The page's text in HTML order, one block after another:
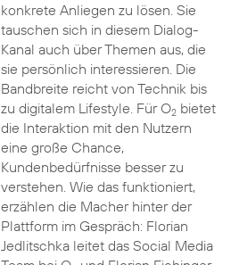
konkrete Anliegen zu lösen. Sie
tauschen sich in diesem Dialog-
Kanal auch über Themen aus, die
sie persönlich interessieren. Die
Bandbreite reicht von Technik bis
zu digitalem Lifestyle. Für O2bietet
die Interaktion mit den Nutzern
eine große Chance,
Kundenbedürfnisse besser zu
verstehen. Wie das funktioniert,
erzählen die Macher hinter der
Plattform im Gespräch: Florian
Jedlitschka leitet das Social Media